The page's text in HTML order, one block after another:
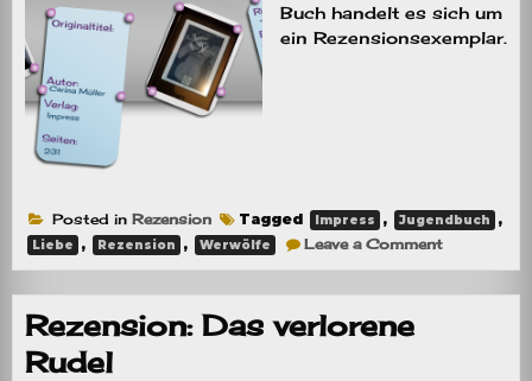
Buch handelt es sich um
ein Rezensionsexemplar.
Posted in Rezension Tagged Impress , Jugendbuch ,
Liebe , Rezension , Werwölfe Leave a Commenton
Moonlit
Nights
Rezension: Das verlorene
Rudel